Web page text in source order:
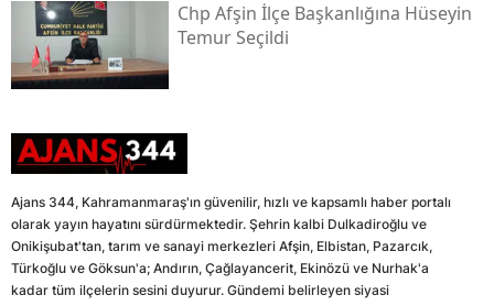
Chp Afşin İlçe Başkanlığına Hüseyin
Temur Seçildi
Ajans 344, Kahramanmaraş'ın güvenilir, hızlı ve kapsamlı haber portalı
olarak yayın hayatını sürdürmektedir. Şehrin kalbi Dulkadiroğlu ve
Onikişubat'tan, tarım ve sanayi merkezleri Afşin, Elbistan, Pazarcık,
Türkoğlu ve Göksun'a; Andırın, Çağlayancerit, Ekinözü ve Nurhak'a
kadar tüm ilçelerin sesini duyurur. Gündemi belirleyen siyasi